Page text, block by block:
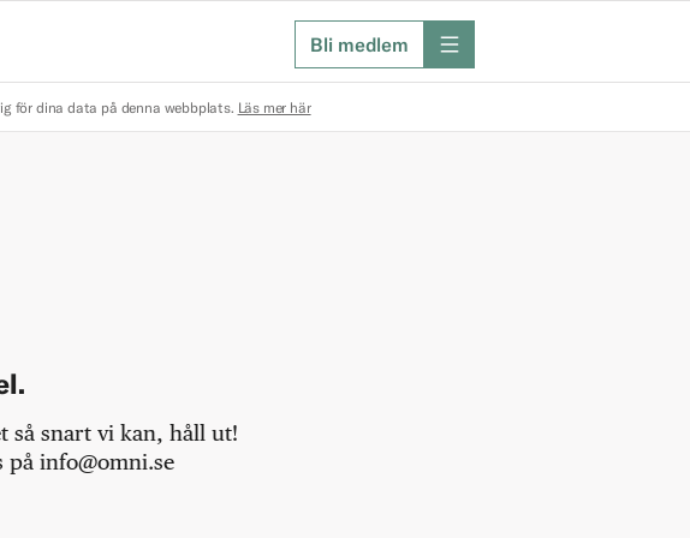
Bli medlem meny
för dina data på denna webbplats. Läs mer här
så snart vi kan, håll ut!
info@omni.se